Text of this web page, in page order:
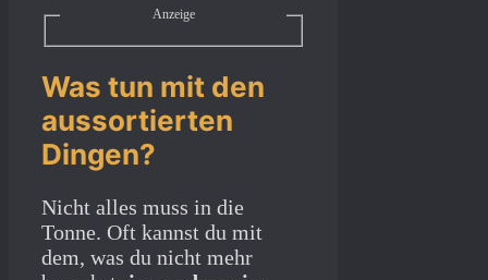
Anzeige
Was tun mit den
aussortierten
Dingen?
Nicht alles muss in die
Tonne. Oft kannst du mit
dem, was du nicht mehr